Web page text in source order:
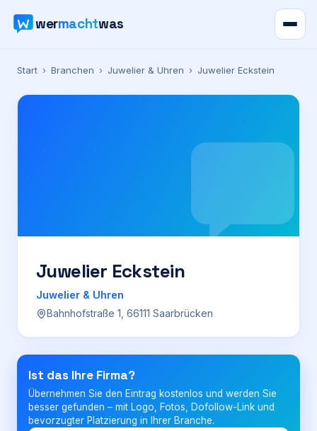
wermachtwas
Verzeichnis
Karte
Preise
Für Firmen
Login
Firma eintragen
Start › Branchen › Juwelier & Uhren › Juwelier Eckstein
Juwelier Eckstein
Juwelier & Uhren
Bahnhofstraße 1, 66111 Saarbrücken
Ist das Ihre Firma?
Übernehmen Sie den Eintrag kostenlos und werden Sie
besser gefunden – mit Logo, Fotos, Dofollow-Link und
bevorzugter Platzierung in Ihrer Branche.